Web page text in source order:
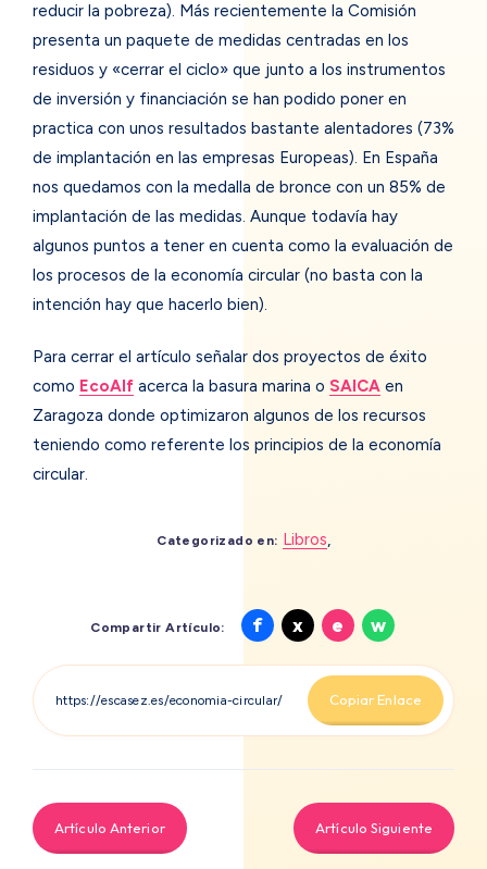
reducir la pobreza). Más recientemente la Comisión
presenta un paquete de medidas centradas en los
residuos y «cerrar el ciclo» que junto a los instrumentos
de inversión y financiación se han podido poner en
practica con unos resultados bastante alentadores (73%
de implantación en las empresas Europeas). En España
nos quedamos con la medalla de bronce con un 85% de
implantación de las medidas. Aunque todavía hay
algunos puntos a tener en cuenta como la evaluación de
los procesos de la economía circular (no basta con la
intención hay que hacerlo bien).
Para cerrar el artículo señalar dos proyectos de éxito
como EcoAlf acerca la basura marina o SAICA en
Zaragoza donde optimizaron algunos de los recursos
teniendo como referente los principios de la economía
circular.
Categorizado en: Libros,
Compartir Artículo: fCompartir
Facebook
xCompartir
X
e Compartir
Email
wCompartir
Whatsapp
Copiar Enlace
Artículo Anterior Artículo Siguiente